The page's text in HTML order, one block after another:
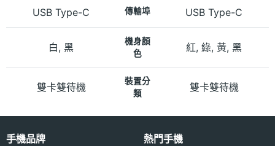
USB Type-C 傳輸埠 USB Type-C
白, 黑
機身顏
色
紅, 綠, 黃, 黑
雙卡雙待機
裝置分
類
雙卡雙待機
手機品牌 熱門手機